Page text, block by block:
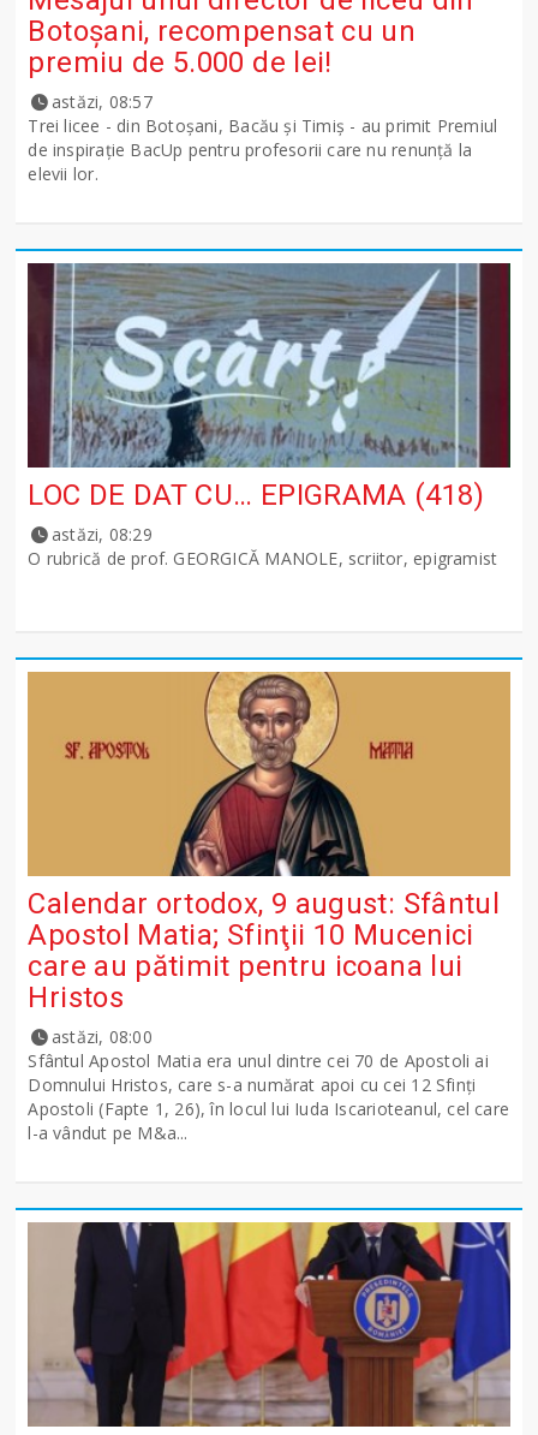
Botoșani, recompensat cu un
premiu de 5.000 de lei!
astăzi, 08:57
Trei licee - din Botoșani, Bacău și Timiș - au primit Premiul
de inspirație BacUp pentru profesorii care nu renunță la
elevii lor.
LOC DE DAT CU… EPIGRAMA (418)
astăzi, 08:29
O rubrică de prof. GEORGICĂ MANOLE, scriitor, epigramist
Calendar ortodox, 9 august: Sfântul
Apostol Matia; Sfinţii 10 Mucenici
care au pătimit pentru icoana lui
Hristos
astăzi, 08:00
Sfântul Apostol Matia era unul dintre cei 70 de Apostoli ai
Domnului Hristos, care s-a numărat apoi cu cei 12 Sfinţi
Apostoli (Fapte 1, 26), în locul lui Iuda Iscarioteanul, cel care
l-a vândut pe M&a...